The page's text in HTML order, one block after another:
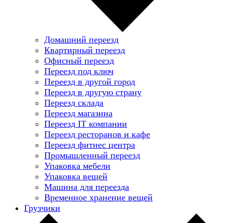
Домашний переезд
Квартирный переезд
Офисный переезд
Переезд под ключ
Переезд в другой город
Переезд в другую страну
Переезд склада
Переезд магазина
Переезд IT компании
Переезд ресторанов и кафе
Переезд фитнес центра
Промышленный переезд
Упаковка мебели
Упаковка вещей
Машина для переезда
Временное хранение вещей
Грузчики